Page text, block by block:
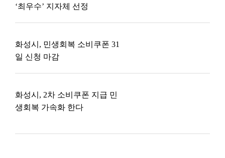
‘최우수’ 지자체 선정
화성시, 민생회복 소비쿠폰 31
일 신청 마감
화성시, 2차 소비쿠폰 지급 민
생회복 가속화 한다